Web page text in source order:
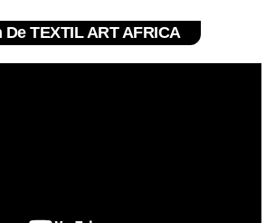
TEXTIL ART AFRICA